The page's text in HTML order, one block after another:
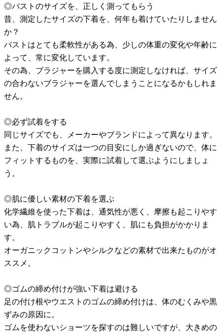
◎バストのサイズを、正しく測ってもらう
昔、測定したサイズの下着を、何年も着けていたりしません
か？
バストはとても柔軟性がある為、少しの体重の変化や年齢に
よって、常に変化しています。
その為、ブラジャーを購入する度に測定しなければ、サイズ
の合わないブラジャーを選んでしまうことになるかもしれま
せん。
◎必ず試着をする
同じサイズでも、メーカーやブランドによって異なります。
また、下着のサイズは一つの目安にしか過ぎないので、体に
フィットするものを、実際に試着して選ぶようにしましょ
う。
◎肌に優しい素材の下着を選ぶ
化学繊維を使った下着は、通気性が悪く、摩擦も起こりやす
い為、肌トラブルが起こりやすく、肌にも負担がかかりま
す。
オーガニックコットンやシルクなどの素材で出来たものがオ
ススメ。
◎ゴムの締め付けが強い下着は避ける
足の付け根やウエストのゴムの締め付けは、体のむくみや黒
ずみの原因に。
ゴムを使わないショーツを探すのは難しいですが、大きめの